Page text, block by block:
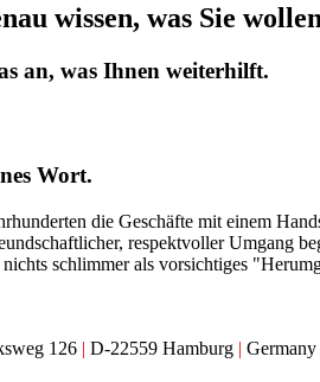
wissen, was Sie
an, was Ihnen weiterhilft.
Wort.
die Geschäfte mit einem
respektvoller Umgang
schlimmer als vorsichtiges
126 | D-22559 Hamburg | Germany